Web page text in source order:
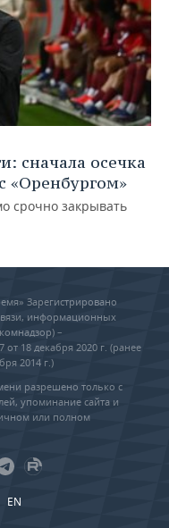
сначала осечка
«Оренбургом»
срочно закрывать
Зарегистрировано
информационных
–
18 декабря 2020 г. (ранее
2014 г.)
разрешено только с
упоминание сайта и
или полном
EN